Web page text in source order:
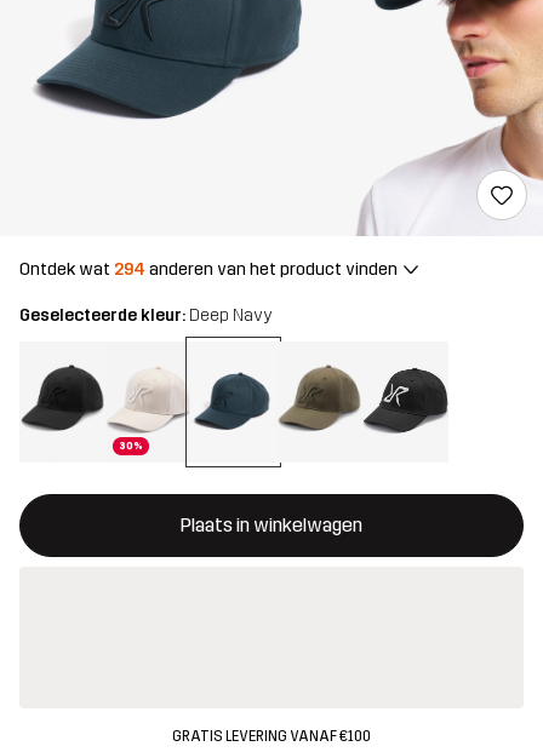
Ontdek wat 294 anderen van het product vinden
Geselecteerde kleur: Deep Navy
30%
Plaats in winkelwagen
Deze knop opent een modal met de bevestiging van een
{{size}} niet beschikbaar
GRATIS LEVERING VANAF €100